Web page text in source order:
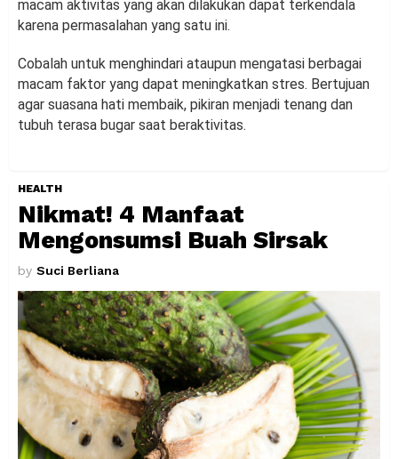
macam aktivitas yang akan dilakukan dapat terkendala
karena permasalahan yang satu ini.
Cobalah untuk menghindari ataupun mengatasi berbagai
macam faktor yang dapat meningkatkan stres. Bertujuan
agar suasana hati membaik, pikiran menjadi tenang dan
tubuh terasa bugar saat beraktivitas.
HEALTH
Nikmat! 4 Manfaat
Mengonsumsi Buah Sirsak
by Suci Berliana